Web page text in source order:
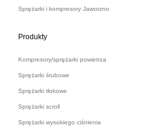
Sprężarki i kompresory Jaworzno
Produkty
Kompresory/sprężarki powietrza
Sprężarki śrubowe
Sprężarki tłokowe
Sprężarki scroll
Sprężarki wysokiego ciśnienia